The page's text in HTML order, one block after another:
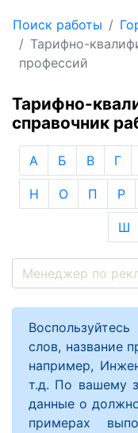
Поиск работы
Тарифно-
профессий
Тарифно-
справочник
А Б В Г
Н О П Р
Ш
слов, название
например,
т.д. По вашему
данные о
примерах